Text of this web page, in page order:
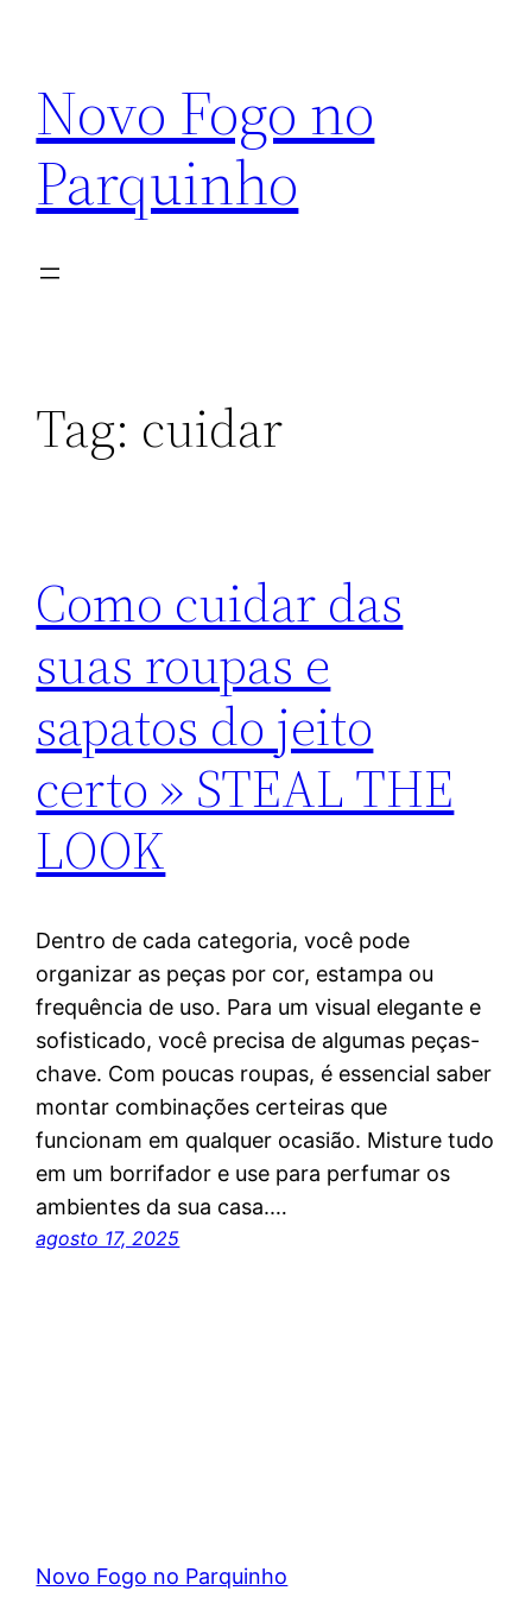
conteúdo
Novo Fogo no
Parquinho
Tag: cuidar
Como cuidar das
suas roupas e
sapatos do jeito
certo » STEAL THE
LOOK
Dentro de cada categoria, você pode
organizar as peças por cor, estampa ou
frequência de uso. Para um visual elegante e
sofisticado, você precisa de algumas peças-
chave. Com poucas roupas, é essencial saber
montar combinações certeiras que
funcionam em qualquer ocasião. Misture tudo
em um borrifador e use para perfumar os
ambientes da sua casa.…
agosto 17, 2025
Novo Fogo no Parquinho